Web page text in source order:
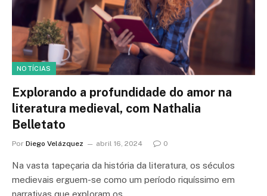
NOTÍCIAS
Explorando a profundidade do amor na
literatura medieval, com Nathalia
Belletato
Por Diego Velázquez abril 16, 2024 0
Na vasta tapeçaria da história da literatura, os séculos
medievais erguem-se como um período riquíssimo em
narrativas que exploram os…